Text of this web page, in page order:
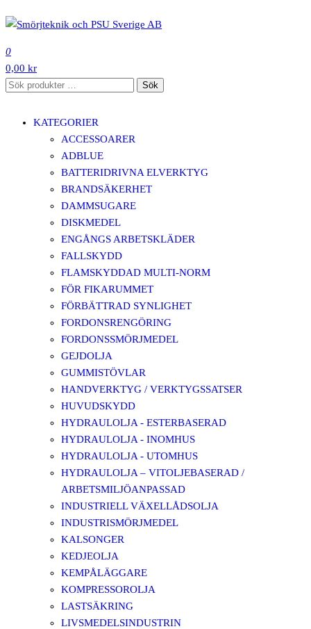
till
innehåll
0
0,00 kr
Sök
Sök
KATEGORIER
ACCESSOARER
ADBLUE
BATTERIDRIVNA ELVERKTYG
BRANDSÄKERHET
DAMMSUGARE
DISKMEDEL
ENGÅNGS ARBETSKLÄDER
FALLSKYDD
FLAMSKYDDAD MULTI-NORM
FÖR FIKARUMMET
FÖRBÄTTRAD SYNLIGHET
FORDONSRENGÖRING
FORDONSSMÖRJMEDEL
GEJDOLJA
GUMMISTÖVLAR
HANDVERKTYG / VERKTYGSSATSER
HUVUDSKYDD
HYDRAULOLJA - ESTERBASERAD
HYDRAULOLJA - INOMHUS
HYDRAULOLJA - UTOMHUS
HYDRAULOLJA – VITOLJEBASERAD /
ARBETSMILJÖANPASSAD
INDUSTRIELL VÄXELLÅDSOLJA
INDUSTRISMÖRJMEDEL
KALSONGER
KEDJEOLJA
KEMPÅLÄGGARE
KOMPRESSOROLJA
LASTSÄKRING
LIVSMEDELSINDUSTRIN